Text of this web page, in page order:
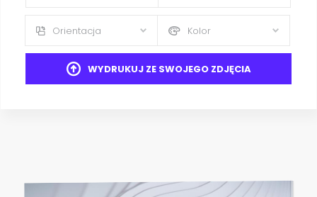
Orientacja Kolor
WYDRUKUJ ZE SWOJEGO ZDJĘCIA